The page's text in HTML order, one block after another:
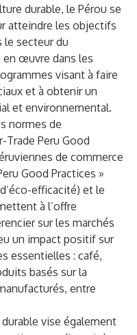
durable, le Pérou se
atteindre les objectifs
le secteur du
œuvre dans les
visant à faire
et à obtenir un
et environnemental.
normes de
Trade Peru Good
de commerce
Good Practices »
efficacité) et le
à l’offre
sur les marchés
un impact positif sur
essentielles : café,
basés sur la
entre
vise également